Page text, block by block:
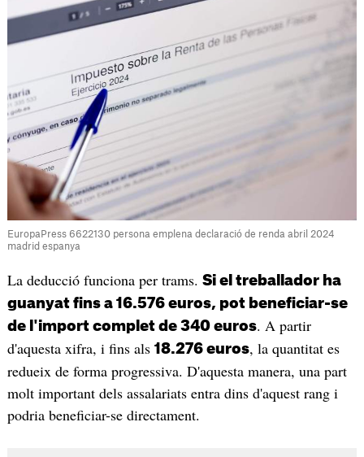
EuropaPress 6622130 persona emplena declaració de renda abril 2024
madrid espanya
La deducció funciona per trams. Si el treballador ha
guanyat fins a 16.576 euros, pot beneficiar-se
de l'import complet de 340 euros. A partir
d'aquesta xifra, i fins als 18.276 euros, la quantitat es
redueix de forma progressiva. D'aquesta manera, una part
molt important dels assalariats entra dins d'aquest rang i
podria beneficiar-se directament.